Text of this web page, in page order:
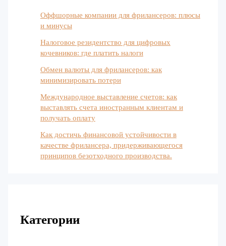
Оффшорные компании для фрилансеров: плюсы
и минусы
Налоговое резидентство для цифровых
кочевников: где платить налоги
Обмен валюты для фрилансеров: как
минимизировать потери
Международное выставление счетов: как
выставлять счета иностранным клиентам и
получать оплату
Как достичь финансовой устойчивости в
качестве фрилансера, придерживающегося
принципов безотходного производства.
Категории